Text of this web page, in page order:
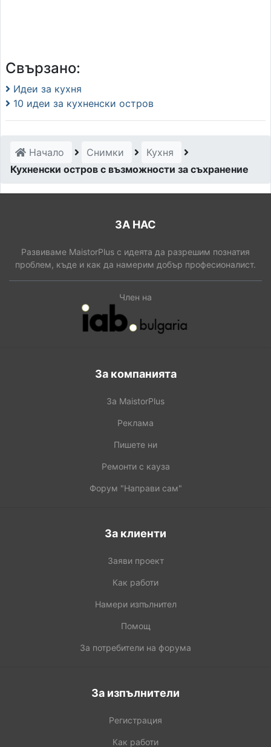
Свързано:
Идеи за кухня
10 идеи за кухненски остров
Начало Снимки
Кухня
Кухненски остров с възможности за съхранение
ЗА НАС
Развиваме MaistorPlus с идеята да разрешим познатия
проблем, къде и как да намерим добър професионалист.
Член на
За компанията
За MaistorPlus
Реклама
Пишете ни
Ремонти с кауза
Форум "Направи сам"
За клиенти
Заяви проект
Как работи
Намери изпълнител
Помощ
За потребители на форума
За изпълнители
Регистрация
Как работи